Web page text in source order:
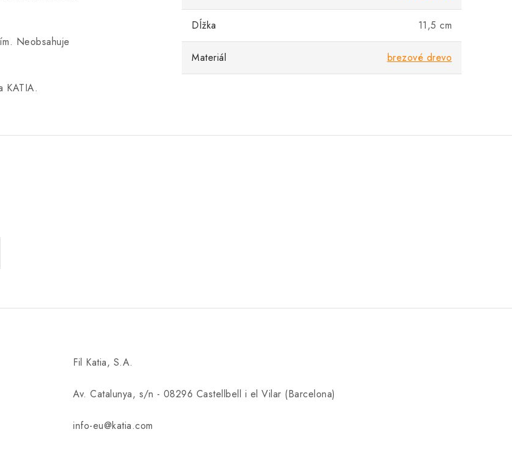
Neobsahuje
KATIA.
Dĺžka 11,5 cm
Materiál brezové drevo
Fil Katia, S.A.
Av. Catalunya, s/n - 08296 Castellbell i el Vilar (Barcelona)
info-eu@katia.com